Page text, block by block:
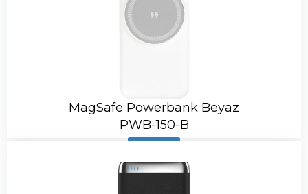
MagSafe Powerbank Beyaz
PWB-150-B
1883 Adet